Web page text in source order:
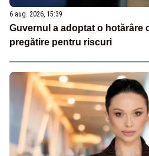
6 aug. 2026, 15:39
Guvernul a adoptat o hotărâre
pregătire pentru riscuri